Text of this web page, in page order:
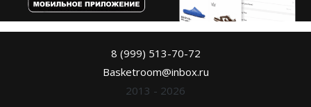
8 (999) 513-70-72
Basketroom@inbox.ru
2013 - 2026